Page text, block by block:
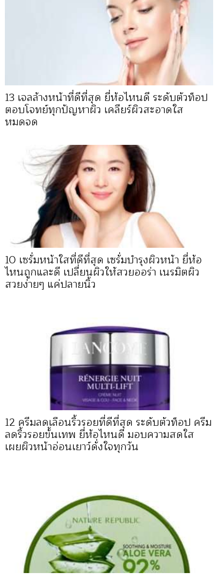
13 เจลล้างหน้าที่ดีที่สุด ยี่ห้อไหนดี ระดับตัวท็อป
ตอบโจทย์ทุกปัญหาผิว เคลียร์ผิวสะอาดใส
หมดจด
10 เซรั่มหน้าใสที่ดีที่สุด เซรั่มบํารุงผิวหน้า ยี่ห้อ
ไหนถูกและดี เปลี่ยนผิวให้สวยออร่า เนรมิตผิว
สวยง่ายๆ แค่ปลายนิ้ว
12 ครีมลดเลือนริ้วรอยที่ดีที่สุด ระดับตัวท็อป ครีม
ลดริ้วรอยขั้นเทพ ยี่ห้อไหนดี มอบความสดใส
เผยผิวหน้าอ่อนเยาว์ดั่งใจทุกวัน